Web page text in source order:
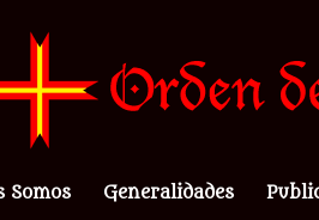
Somos Generalidades